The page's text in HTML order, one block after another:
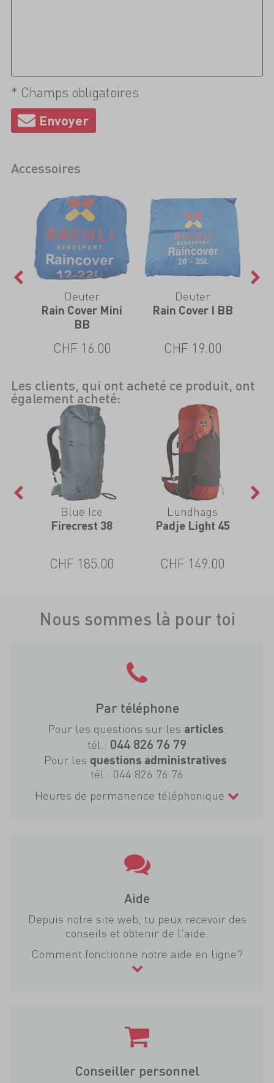
* Champs obligatoires
Accessoires
Deuter
Rain Cover Mini
BB
CHF 16.00
Deuter
Rain Cover I BB
CHF 19.00
Les clients, qui ont acheté ce produit, ont
également acheté:
Blue Ice
Firecrest 38
CHF 185.00
Lundhags
Padje Light 45
CHF 149.00
Nous sommes là pour toi
Par téléphone
Pour les questions sur les articles:
tél.: 044 826 76 79
Pour les questions administratives:
tél.: 044 826 76 76
Heures de permanence téléphonique
Aide
Depuis notre site web, tu peux recevoir des
conseils et obtenir de l'aide.
Comment fonctionne notre aide en ligne?
Conseiller personnel